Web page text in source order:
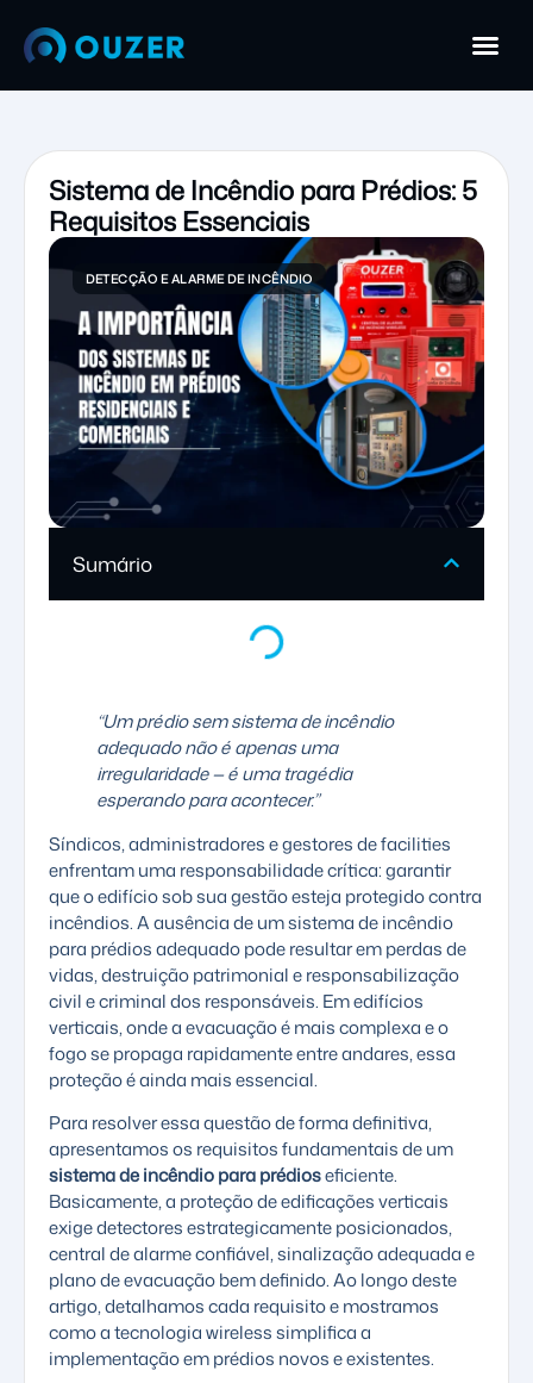
Sistema de Incêndio para Prédios: 5
Requisitos Essenciais
DETECÇÃO E ALARME DE INCÊNDIO
Sumário
“Um prédio sem sistema de incêndio
adequado não é apenas uma
irregularidade — é uma tragédia
esperando para acontecer.”
Síndicos, administradores e gestores de facilities
enfrentam uma responsabilidade crítica: garantir
que o edifício sob sua gestão esteja protegido contra
incêndios. A ausência de um sistema de incêndio
para prédios adequado pode resultar em perdas de
vidas, destruição patrimonial e responsabilização
civil e criminal dos responsáveis. Em edifícios
verticais, onde a evacuação é mais complexa e o
fogo se propaga rapidamente entre andares, essa
proteção é ainda mais essencial.
Para resolver essa questão de forma definitiva,
apresentamos os requisitos fundamentais de um
sistema de incêndio para prédioseficiente.
Basicamente, a proteção de edificações verticais
exige detectores estrategicamente posicionados,
central de alarme confiável, sinalização adequada e
plano de evacuação bem definido. Ao longo deste
artigo, detalhamos cada requisito e mostramos
como a tecnologia wireless simplifica a
implementação em prédios novos e existentes.